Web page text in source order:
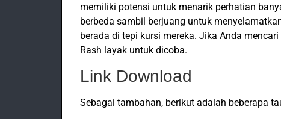
memiliki potensi untuk menarik perhatian
berbeda sambil berjuang untuk
berada di tepi kursi mereka. Jika Anda
Rash layak untuk dicoba.
Link Download
Sebagai tambahan, berikut adalah beberapa